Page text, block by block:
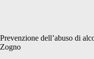
Prevenzione dell’abuso di
Zogno